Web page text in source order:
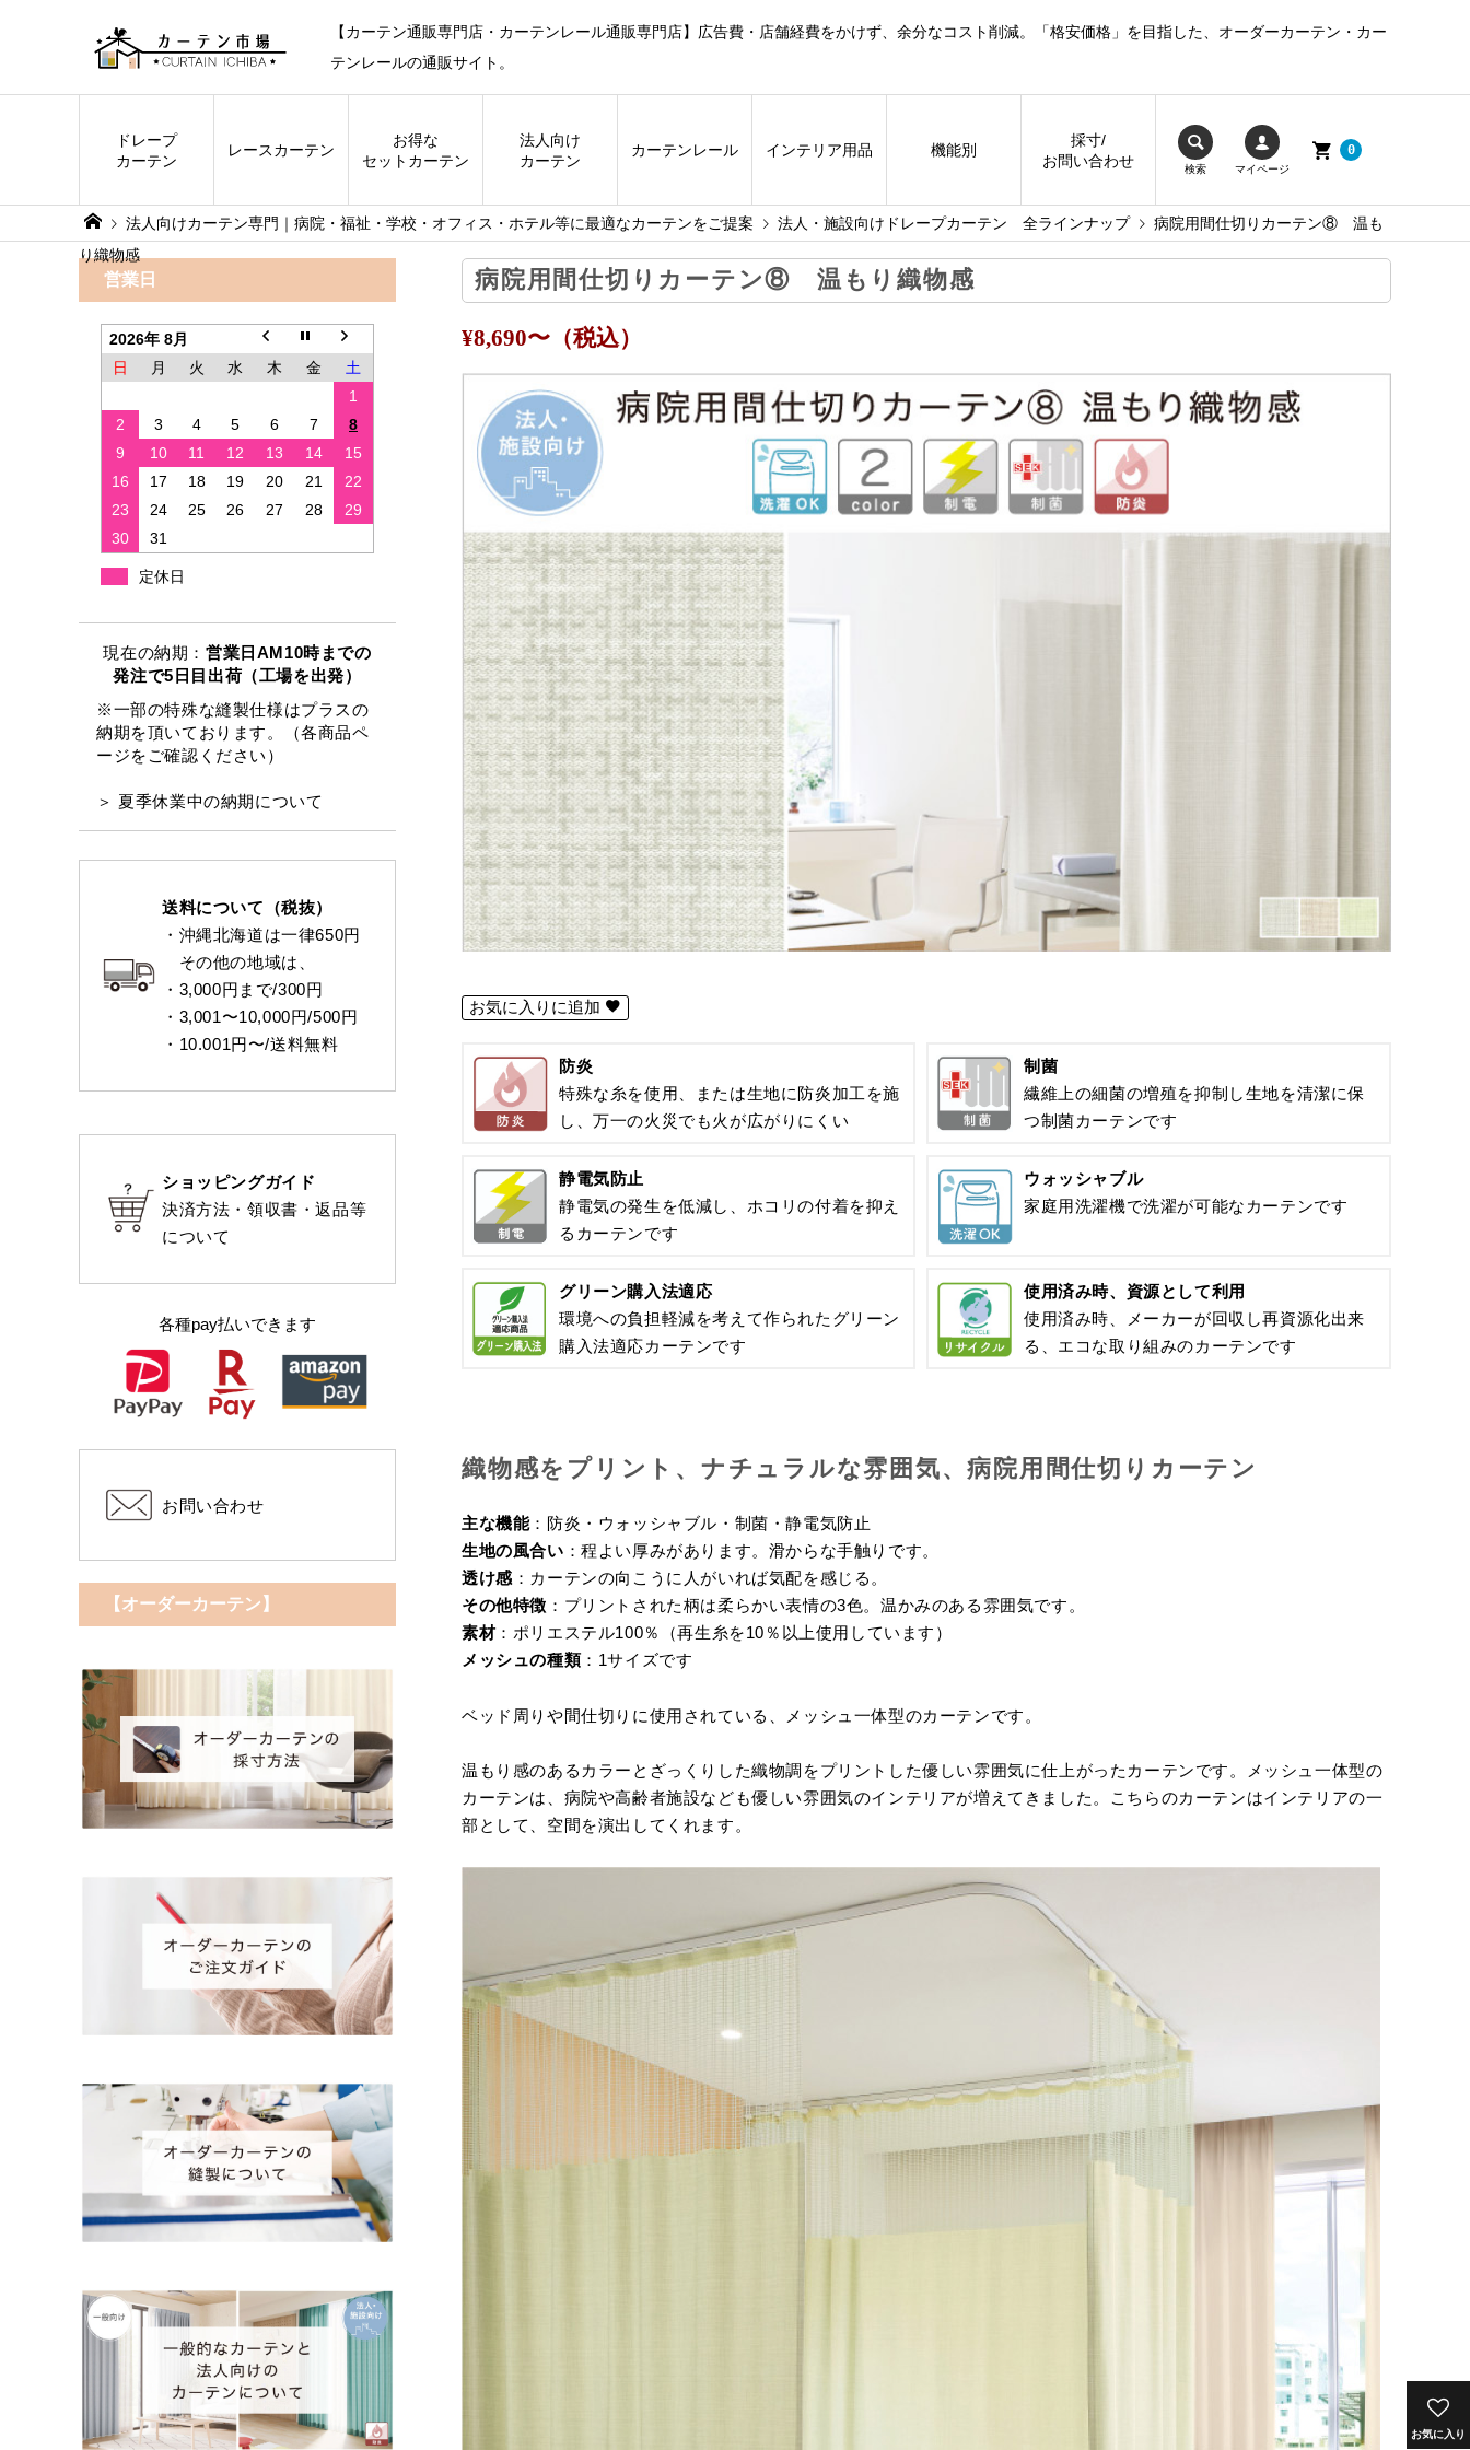
【カーテン通販専門店・カーテンレール通販専門店】広告費・店舗経費をかけず、余分なコスト削減。「格安価格」を目指した、オーダーカーテン・カー
テンレールの通販サイト。
0
ドレープ
カーテン
レースカーテン
お得な
セットカーテン
法人向け
カーテン
カーテンレール インテリア用品 機能別
採寸/
お問い合わせ
検索 マイページ
法人向けカーテン専門｜病院・福祉・学校・オフィス・ホテル等に最適なカーテンをご提案 法人・施設向けドレープカーテン 全ラインナップ
病院用間仕切りカーテン⑧ 温も
り織物感
病院用間仕切りカーテン⑧ 温もり織物感
¥8,690〜（税込）
お気に入りに追加
防炎
特殊な糸を使用、または生地に防炎加工を施
し、万一の火災でも火が広がりにくい
制菌
繊維上の細菌の増殖を抑制し生地を清潔に保
つ制菌カーテンです
静電気防止
静電気の発生を低減し、ホコリの付着を抑え
るカーテンです
ウォッシャブル
家庭用洗濯機で洗濯が可能なカーテンです
グリーン購入法適応
環境への負担軽減を考えて作られたグリーン
購入法適応カーテンです
使用済み時、資源として利用
使用済み時、メーカーが回収し再資源化出来
る、エコな取り組みのカーテンです
織物感をプリント、ナチュラルな雰囲気、病院用間仕切りカーテン
主な機能：防炎・ウォッシャブル・制菌・静電気防止
生地の風合い ：程よい厚みがあります。滑からな手触りです。
透け感 ：カーテンの向こうに人がいれば気配を感じる。
その他特徴 ：プリントされた柄は柔らかい表情の3色。温かみのある雰囲気です。
素材：ポリエステル100％（再生糸を10％以上使用しています）
メッシュの種類：1サイズです
ベッド周りや間仕切りに使用されている、メッシュ一体型のカーテンです。
温もり感のあるカラーとざっくりした織物調をプリントした優しい雰囲気に仕上がったカーテンです。メッシュ一体型の
カーテンは、病院や高齢者施設なども優しい雰囲気のインテリアが増えてきました。こちらのカーテンはインテリアの一
部として、空間を演出してくれます。
営業日
2026年 8月
日
月 火 水 木 金
土
1
2
3 4 5 6 7
8
9
10 11 12 13 14
15
16
17 18 19 20 21
22
23
24 25 26 27 28
29
30
31
定休日
現在の納期： 営業日AM10時までの
発注で5日目出荷（工場を出発）
※一部の特殊な縫製仕様はプラスの
納期を頂いております。（各商品ペ
ージをご確認ください）
＞ 夏季休業中の納期について
送料について（税抜）
・沖縄北海道は一律650円
その他の地域は、
・3,000円まで/300円
・3,001〜10,000円/500円
・10.001円〜/送料無料
ショッピングガイド
決済方法・領収書・返品等
について
各種pay払いできます
お問い合わせ
【オーダーカーテン】
お気に入り